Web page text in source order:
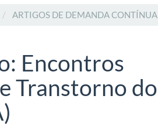
ARTIGOS DE DEMANDA CONTÍNUA
Encontros
Transtorno do